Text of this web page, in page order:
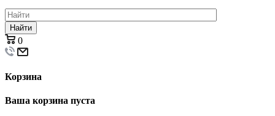
Найти
0
Корзина
Ваша корзина пуста